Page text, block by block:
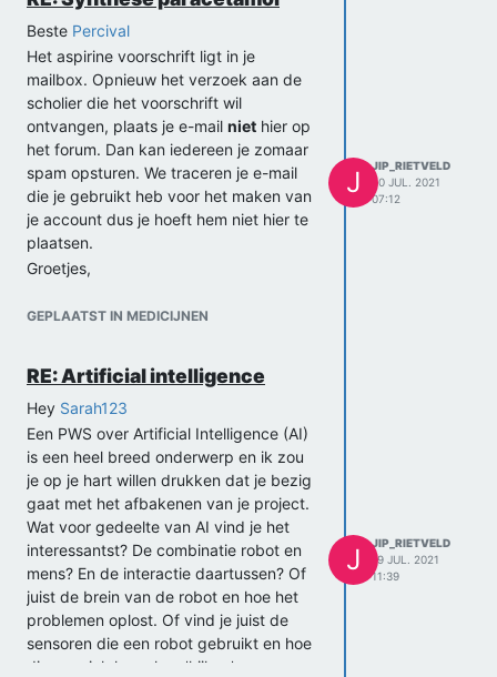
al snel ter grootte van een eerstejaars
opdracht op de universiteit, maar die
studenten hebben dan al colleges
gehad en kleinere opdrachten om mee
te beginnen, als jullie dit gaan maken
van de grond kan het lang duren.
Het prachtige aan de grafentheorie is
hoe breed toepasbaar die is. Heel
duidelijk is natuurlijk het voorbeeld van
een route, dan is elke knoop een
kruispunt en de waarde van de wegen
hoe lang je erover doet om van knoop X
gebruikt in elke route app. Maar het kan
elke knoop opeens een waarde van
afstand, denk meter, voet of lichtjaar. En
is elke weg ertussen de ratio om van het
een naar het ander te gaan (let op, dit is
dus een graaf waar een weg een
richting heeft). Zo kun je van elke
afstand meter naar een andere gaan.
Google gebruikt dit bijvoorbeeld. . Als
laatste voorbeeld neem ik een netwerk
tussen verschillende computers. Hier
hebben wegen dus niet perse een
waarde en representeren ze simpel dat
er een connectie is tussen 2 plekken. Er
zijn dus een hoop applicaties van de
Beste Percival
Het aspirine voorschrift ligt in je
mailbox. Opnieuw het verzoek aan de
scholier die het voorschrift wil
ontvangen, plaats je e-mail niet hier op
het forum. Dan kan iedereen je zomaar
spam opsturen. We traceren je e-mail
die je gebruikt heb voor het maken van
je account dus je hoeft hem niet hier te
plaatsen.
Groetjes,
GEPLAATST IN MEDICIJNEN
J
JIP_RIETVELD
20 JUL. 2021
07:12
RE: Artificial intelligence
Hey Sarah123
Een PWS over Artificial Intelligence (AI)
is een heel breed onderwerp en ik zou
je op je hart willen drukken dat je bezig
gaat met het afbakenen van je project.
Wat voor gedeelte van AI vind je het
interessantst? De combinatie robot en
mens? En de interactie daartussen? Of
juist de brein van de robot en hoe het
problemen oplost. Of vind je juist de
sensoren die een robot gebruikt en hoe
die om zich heen kan 'kijken'
J
JIP_RIETVELD
19 JUL. 2021
11:39